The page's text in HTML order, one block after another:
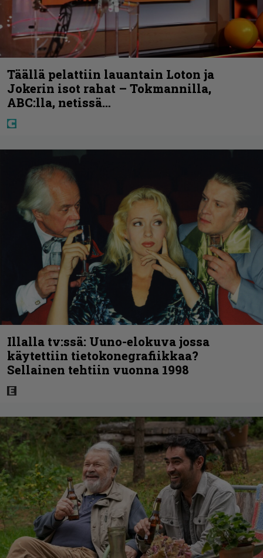
Täällä pelattiin lauantain Loton ja
Jokerin isot rahat – Tokmannilla,
ABC:lla, netissä…
Illalla tv:ssä: Uuno-elokuva jossa
käytettiin tietokonegrafiikkaa?
Sellainen tehtiin vuonna 1998